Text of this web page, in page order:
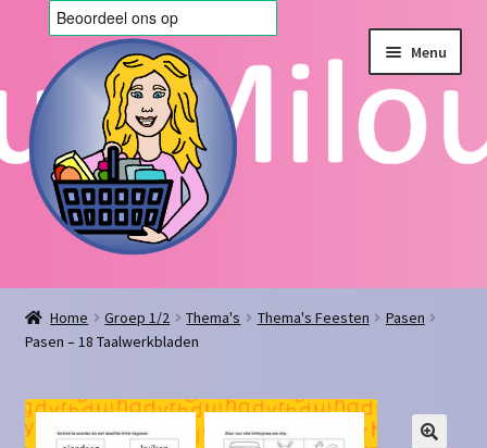
door
naar
navigatie
de
inhoud
Menu
Home
Afrekenen
Algemene voorwaarden
Home Groep 1/2 Thema's Thema's Feesten
Pasen
Pasen – 18 Taalwerkbladen